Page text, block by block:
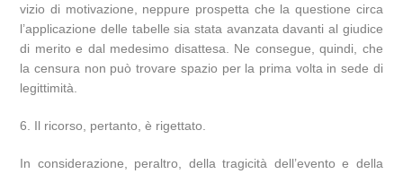
vizio di motivazione, neppure prospetta che la questione circa
l’applicazione delle tabelle sia stata avanzata davanti al giudice
di merito e dal medesimo disattesa. Ne consegue, quindi, che
la censura non può trovare spazio per la prima volta in sede di
legittimità.
6. Il ricorso, pertanto, è rigettato.
In considerazione, peraltro, della tragicità dell’evento e della